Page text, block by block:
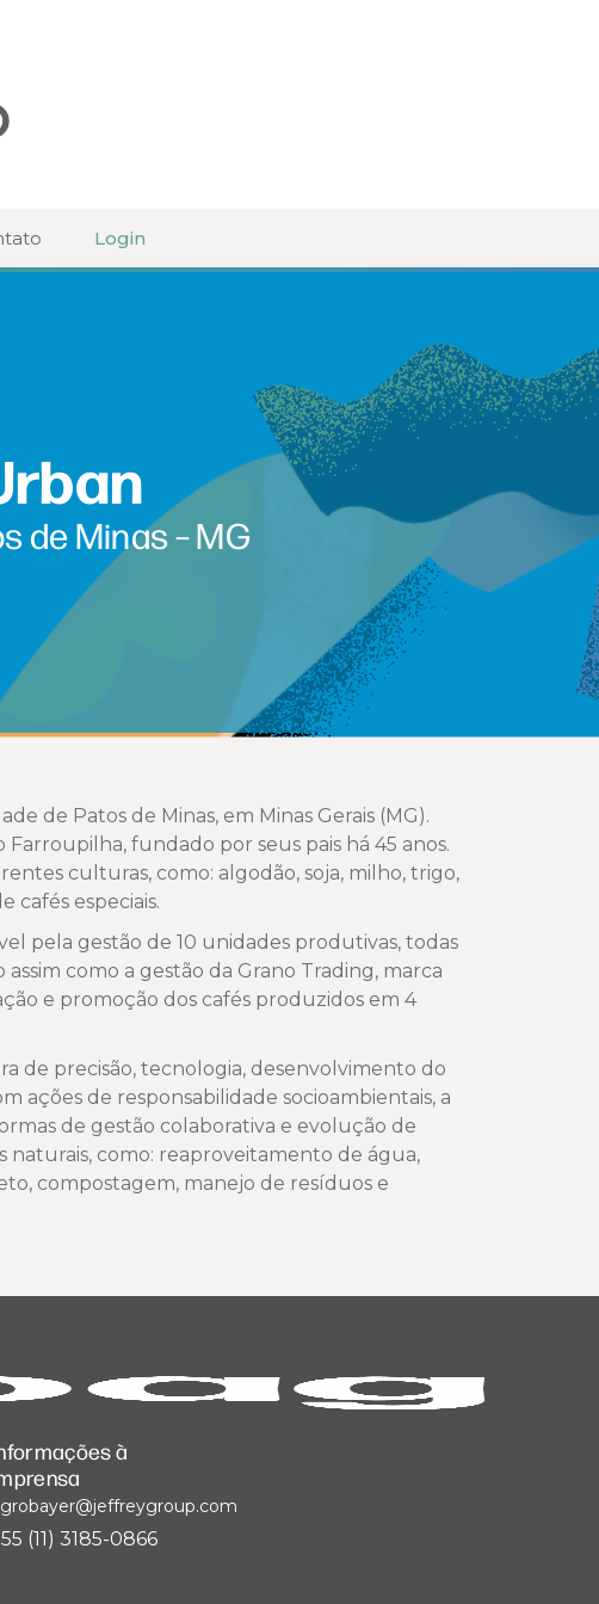
Login
de Minas – MG
de Patos de Minas, em Minas Gerais (MG).
fundado por seus pais há 45 anos.
culturas, como: algodão, soja, milho, trigo,
cafés especiais.
pela gestão de 10 unidades produtivas, todas
como a gestão da Grano Trading, marca
e promoção dos cafés produzidos em 4
de precisão, tecnologia, desenvolvimento do
ações de responsabilidade socioambientais, a
de gestão colaborativa e evolução de
naturais, como: reaproveitamento de água,
compostagem, manejo de resíduos e
à
(11) 3185-0866